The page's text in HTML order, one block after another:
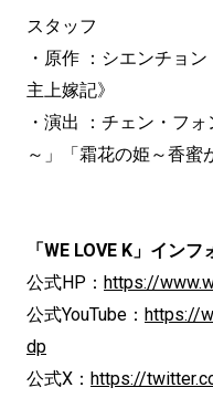
スタッフ
・原作 ：シエンチョ
主上嫁記》
・演出 ：チェン・フ
～」「霜花の姫～香蜜
「WE LOVE K」イン
公式HP： https://
公式YouTube： https://
dp
公式X： https://